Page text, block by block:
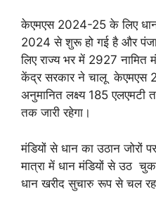
केएमएस 2024-25 के लिए
2024 से शुरू हो गई है और
लिए राज्य भर में 2927 नामित
केंद्र सरकार ने चालू केएमएस
अनुमानित लक्ष्य 185
तक जारी रहेगा।
मंडियों से धान का उठान
मात्रा में धान मंडियों से उठ
धान खरीद सुचारु रूप से चल